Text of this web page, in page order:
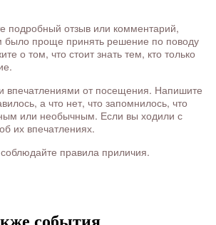
подробный отзыв или комментарий,
было проще принять решение по поводу
о том, что стоит знать тем, кто только
впечатлениями от посещения. Напишите
а что нет, что запомнилось, что
или необычным. Если вы ходили с
их впечатлениях.
правила приличия.